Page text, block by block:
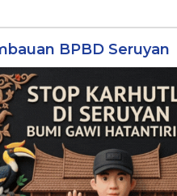
BPBD Seruyan